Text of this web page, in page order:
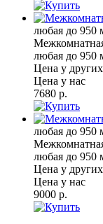
любая до 950
любая до 950
Цена у
Цена у нас
7680 р.
любая до 950
любая до 950
Цена у
Цена у нас
9000 р.